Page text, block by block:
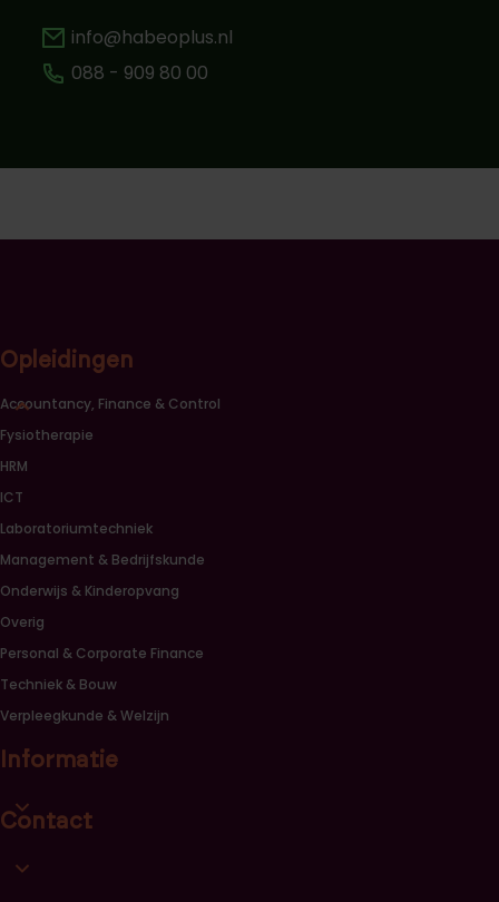
info@habeoplus.nl
088 - 909 80 00
Opleidingen
Sluiten opleidingscategorieën link lijst
Accountancy, Finance & Control
Fysiotherapie
HRM
ICT
Laboratoriumtechniek
Management & Bedrijfskunde
Onderwijs & Kinderopvang
Overig
Personal & Corporate Finance
Techniek & Bouw
Verpleegkunde & Welzijn
Informatie
Open informatie link lijst
Contact
Open contact link lijst